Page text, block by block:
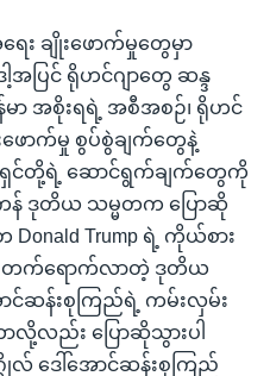
း ချိုးဖောက်မှုတွေမှာ
ပြင် ရိုဟင်ဂျာတွေ ဆန္ဒ
န်မာ အစိုးရရဲ့ အစီအစဉ်၊ ရိုဟင်
ဖောက်မှု စွပ်စွဲချက်တွေနဲ့
ရှင်တို့ရဲ့ ဆောင်ရွက်ချက်တွေကို
ဒုတိယ သမ္မတက ပြောဆို
Trump ရဲ့ ကိုယ်စား
တက်ရောက်လာတဲ့ ဒုတိယ
ာင်ဆန်းစုကြည်ရဲ့ ကမ်းလှမ်း
လည်း ပြောဆိုသွားပါ
လ် ဒေါ်အောင်ဆန်းစုကြည်